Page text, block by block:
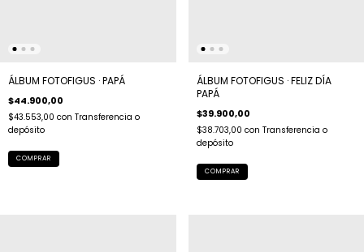
ÁLBUM FOTOFIGUS · PAPÁ
$44.900,00
$43.553,00 con Transferencia o
depósito
ÁLBUM FOTOFIGUS · FELIZ DÍA
PAPÁ
$39.900,00
$38.703,00 con Transferencia o
depósito